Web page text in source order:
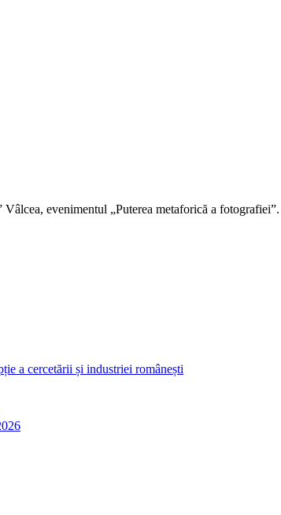
evenimentul „Puterea metaforică a
a cercetării și industriei românești